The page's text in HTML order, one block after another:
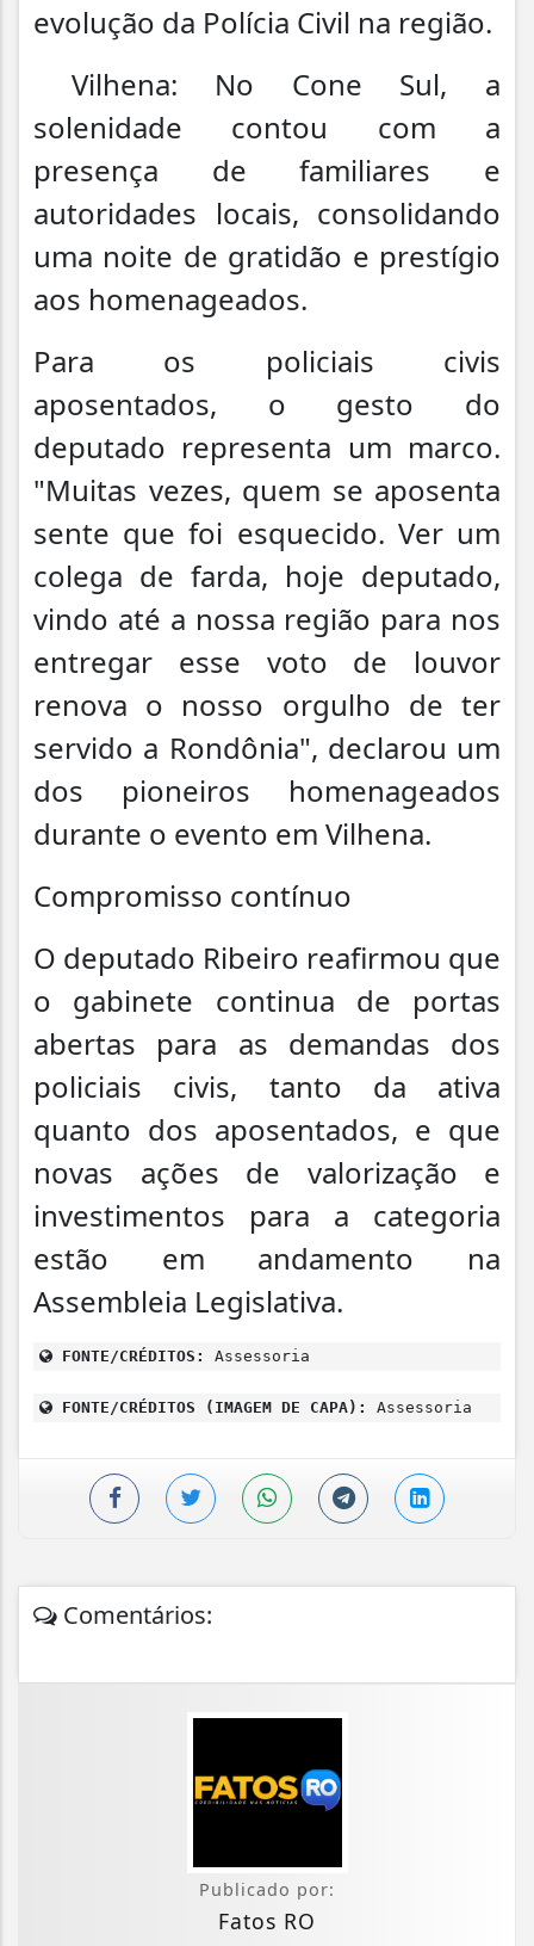
evolução da Polícia Civil na região.
Vilhena: No Cone Sul, a
solenidade contou com a
presença de familiares e
autoridades locais, consolidando
uma noite de gratidão e prestígio
aos homenageados.
Para os policiais civis
aposentados, o gesto do
deputado representa um marco.
"Muitas vezes, quem se aposenta
sente que foi esquecido. Ver um
colega de farda, hoje deputado,
vindo até a nossa região para nos
entregar esse voto de louvor
renova o nosso orgulho de ter
servido a Rondônia", declarou um
dos pioneiros homenageados
durante o evento em Vilhena.
Compromisso contínuo
O deputado Ribeiro reafirmou que
o gabinete continua de portas
abertas para as demandas dos
policiais civis, tanto da ativa
quanto dos aposentados, e que
novas ações de valorização e
investimentos para a categoria
estão em andamento na
Assembleia Legislativa.
FONTE/CRÉDITOS: Assessoria
FONTE/CRÉDITOS (IMAGEM DE CAPA): Assessoria
Comentários:
Publicado por:
Fatos RO